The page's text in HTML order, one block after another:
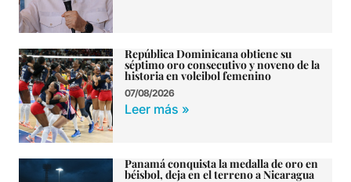
República Dominicana obtiene su
séptimo oro consecutivo y noveno de la
historia en voleibol femenino
07/08/2026
Leer más »
Panamá conquista la medalla de oro en
béisbol, deja en el terreno a Nicaragua